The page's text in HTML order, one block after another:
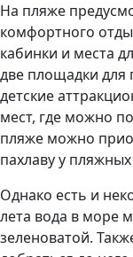
На пляже
комфортного
кабинки и места
две площадки для
детские
мест, где можно
пляже можно
пахлаву у
Однако есть и
лета вода в море
зеленоватой.